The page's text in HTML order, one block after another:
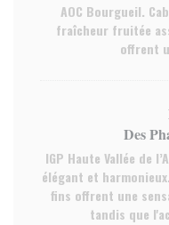
AOC Bourgueil.
fraîcheur fruitée
offrent
Des
IGP Haute Vallée de
élégant et
fins offrent une
tandis que